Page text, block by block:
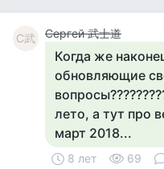
С武 Сергей 武士道
Когда же
обновляющие
лето, а тут про
март 2018...
8 лет 69